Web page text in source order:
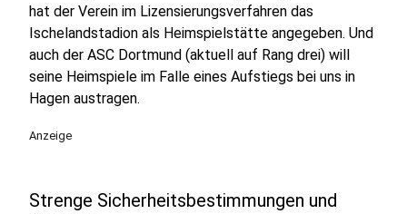
hat der Verein im Lizensierungsverfahren das
Ischelandstadion als Heimspielstätte angegeben. Und
auch der ASC Dortmund (aktuell auf Rang drei) will
seine Heimspiele im Falle eines Aufstiegs bei uns in
Hagen austragen.
Anzeige
Strenge Sicherheitsbestimmungen und